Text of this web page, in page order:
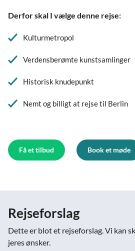
Derfor skal I vælge denne rejse:
Kulturmetropol
Verdensberømte kunstsamlinger
Historisk knudepunkt
Nemt og billigt at rejse til Berlin
Få et tilbud Book et møde
Rejseforslag
Dette er blot et rejseforslag. Vi kan
jeres ønsker.